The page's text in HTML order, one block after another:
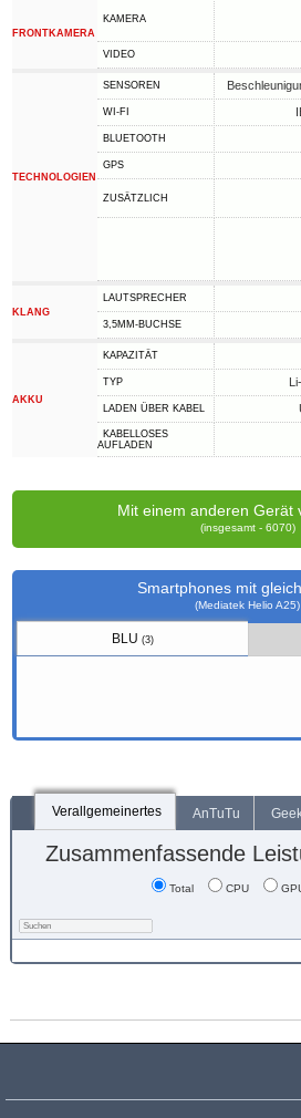
FRONTKAMERA
KAMERA
VIDEO
TECHNOLOGIEN
SENSOREN
WI-FI
BLUETOOTH
GPS
ZUSÄTZLICH
KLANG
LAUTSPRECHER
3,5MM-BUCHSE
AKKU
KAPAZITÄT
TYP
LADEN ÜBER KABEL
KABELLOSES
AUFLADEN
Mit einem anderen Gerät
(insgesamt - 6070)
Smartphones mit
(Mediatek Helio A25)
BLU(3)
Verallgemeinertes AnTuTu
Zusammenfassende
Total CPU